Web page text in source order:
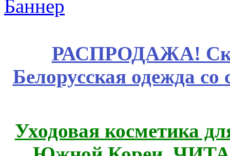
РАСПРОДАЖА!
Белорусская одежда
Уходовая косметика